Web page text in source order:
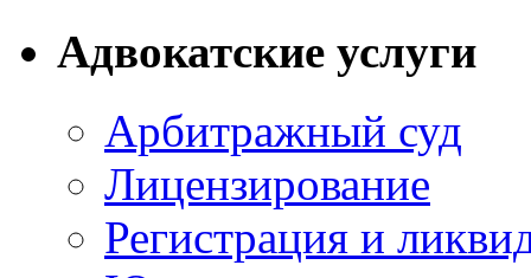
Адвокатские услуги
Арбитражный суд
Лицензирование
Регистрация и